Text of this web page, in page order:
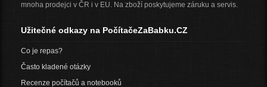
mnoha prodejci v ČR i v EU. Na zboží poskytujeme záruku a servis.
Užitečné odkazy na PočítačeZaBabku.CZ
Co je repas?
Často kladené otázky
Recenze počítačů a notebooků